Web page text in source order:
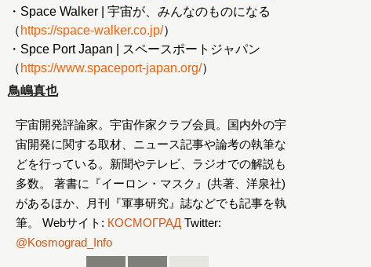
・Space Walker | 宇宙が、みんなのものになる
（ https://space-walker.co.jp/）
・Spce Port Japan | スペースポートジャパン
（ https://www.spaceport-japan.org/）
鳥嶋真也
宇宙開発評論家。宇宙作家クラブ会員。国内外の宇
宙開発に関する取材、ニュース記事や論考の執筆な
どを行っている。新聞やテレビ、ラジオでの解説も
多数。 著書に『イーロン・マスク』(共著、洋泉社)
があるほか、月刊『軍事研究』誌などでも記事を執
筆。 Webサイト: КОСМОГРАД Twitter:
@Kosmograd_Info